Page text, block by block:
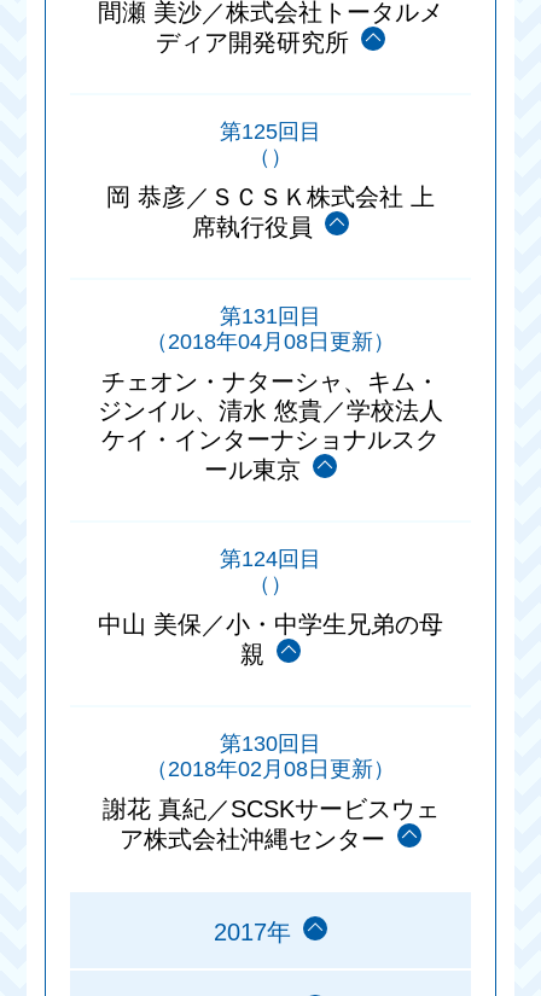
間瀬 美沙／株式会社トータルメ
ディア開発研究所
第125回目
（）
岡 恭彦／ＳＣＳＫ株式会社 上
席執行役員
第131回目
（2018年04月08日更新）
チェオン・ナターシャ、キム・
ジンイル、清水 悠貴／学校法人
ケイ・インターナショナルスク
ール東京
第124回目
（）
中山 美保／小・中学生兄弟の母
親
第130回目
（2018年02月08日更新）
謝花 真紀／SCSKサービスウェ
ア株式会社沖縄センター
2017年